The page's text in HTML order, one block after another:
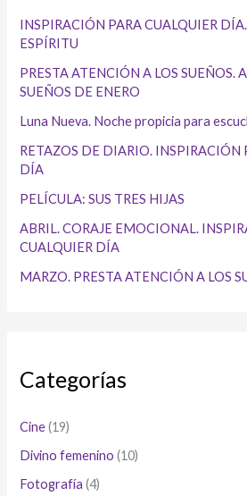
INSPIRACIÓN PARA CUALQUIER
ESPÍRITU
PRESTA ATENCIÓN A LOS SUEÑOS.
SUEÑOS DE ENERO
Luna Nueva. Noche propicia para
RETAZOS DE DIARIO. INSPIRACIÓN
DÍA
PELÍCULA: SUS TRES HIJAS
ABRIL. CORAJE EMOCIONAL.
CUALQUIER DÍA
MARZO. PRESTA ATENCIÓN A LOS
Categorías
Cine(19)
Divino femenino (10)
Fotografía (4)